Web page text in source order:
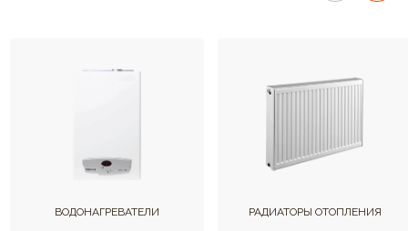
ВОДОНАГРЕВАТЕЛИ РАДИАТОРЫ ОТОПЛЕНИЯ